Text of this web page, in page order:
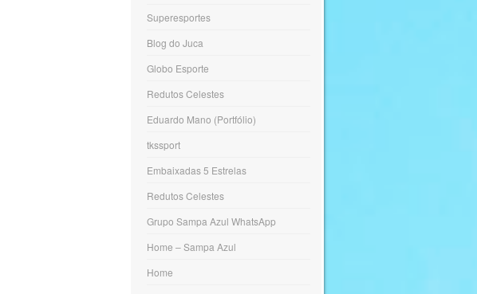
Superesportes
Blog do Juca
Globo Esporte
Redutos Celestes
Eduardo Mano (Portfólio)
tkssport
Embaixadas 5 Estrelas
Redutos Celestes
Grupo Sampa Azul WhatsApp
Home – Sampa Azul
Home